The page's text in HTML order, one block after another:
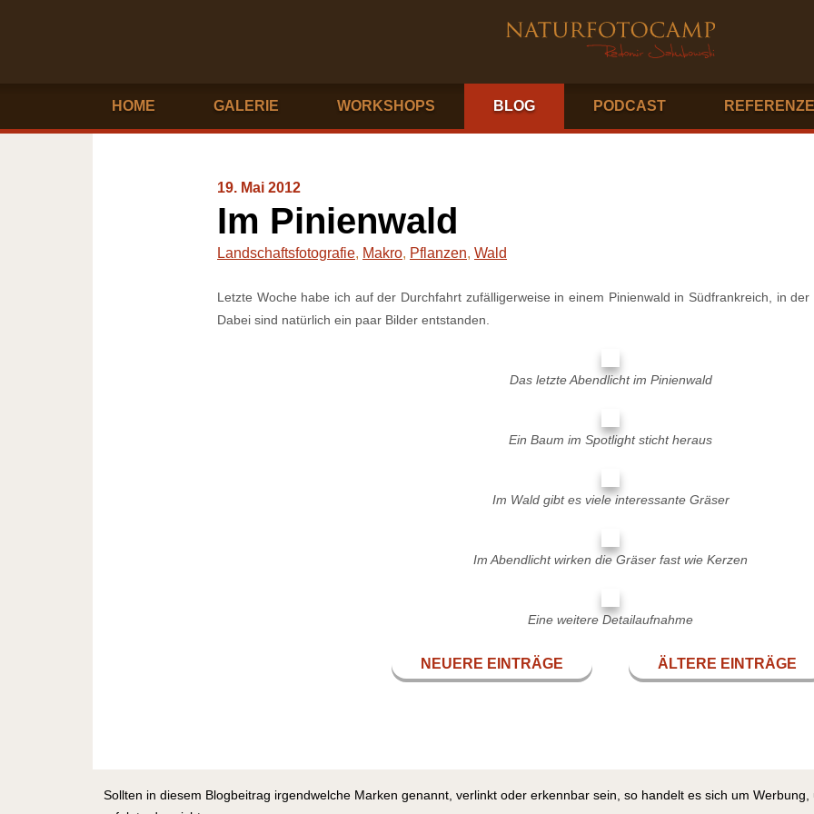
HOME GALERIE WORKSHOPS BLOG PODCAST
19. Mai 2012
Im Pinienwald
Landschaftsfotografie, Makro, Pflanzen, Wald
Letzte Woche habe ich auf der Durchfahrt zufälligerweise in einem Pinienwald in Südfrankreich, in
Dabei sind natürlich ein paar Bilder entstanden.
Das letzte Abendlicht im Pinienwald
Ein Baum im Spotlight sticht heraus
Im Wald gibt es viele interessante Gräser
Im Abendlicht wirken die Gräser fast wie Kerzen
Eine weitere Detailaufnahme
NEUERE EINTRÄGE ÄLTERE EINTRÄGE
Sollten in diesem Blogbeitrag irgendwelche Marken genannt, verlinkt oder erkennbar sein, so handelt es sich um